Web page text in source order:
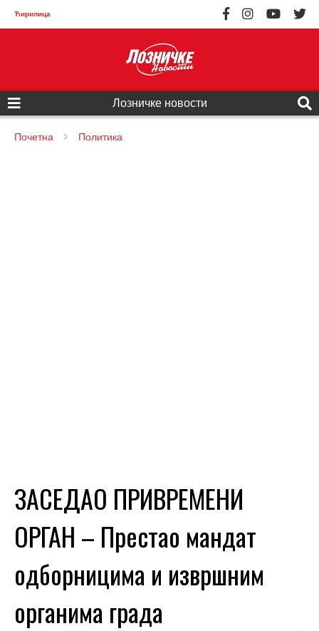
Ћирилица
Лозничке новости
Почетна Политика
ЗАСЕДАО ПРИВРЕМЕНИ
ОРГАН – Престао мандат
одборницима и извршним
органима града